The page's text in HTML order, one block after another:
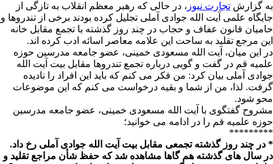
به گزارش تجارت نیوز ، در حالی که رهبر معظم انقلاب به تازگی از
جایگاه علمی آیت الله جوادی آملی تجلیل کرده بودند برخی از تندروها و
حامیان قانون عفاف و حجاب در چند روز گذشته با تجمع مقابل خانه
این مرجع تقلید به ساحت این علامه معاصر اسائه ادب کرده اند.
در این میان، آیت الله مسعودی خمینی، عضو جامعه مدرسین حوزه
علمیه قم در گفت و گویی درباره تجمع تندروها مقابل بیت آیت الله
جوادی آملی بیان کرد: من فکر می کنم که باید این افراد را نادیده
گرفت. لذا، من از شما و بقیه درخواست می کنم که این موضوعات
محو شود.
مشروح گفتگوی با آیت الله مسعودی خمینی، عضو جامعه مدرسین
حوزه علمیه قم را در ادامه می خوانید؛
*********
* در چند روز گذشته تجمعی مقابل بیت آیت الله جوادی آملی رخ داد.
در سال های گذشته هم گاها مشاهده شد که حفظ شأن مراجع تقلید و